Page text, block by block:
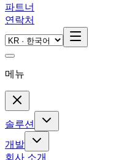
파트너
연락처
메뉴
솔루션
개발
회사 소개